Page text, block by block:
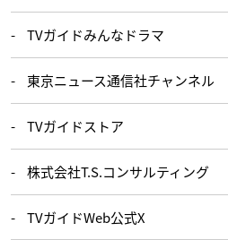
TVガイドみんなドラマ
東京ニュース通信社チャンネル
TVガイドストア
株式会社T.S.コンサルティング
TVガイドWeb公式X